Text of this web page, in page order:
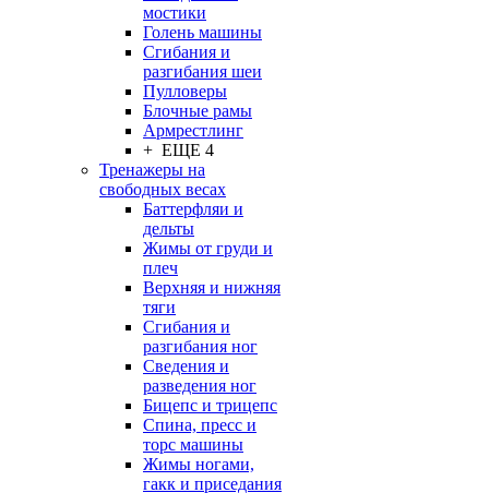
мостики
Голень машины
Сгибания и
разгибания шеи
Пулловеры
Блочные рамы
Армрестлинг
+ ЕЩЕ 4
Тренажеры на
свободных весах
Баттерфляи и
дельты
Жимы от груди и
плеч
Верхняя и нижняя
тяги
Сгибания и
разгибания ног
Сведения и
разведения ног
Бицепс и трицепс
Спина, пресс и
торс машины
Жимы ногами,
гакк и приседания